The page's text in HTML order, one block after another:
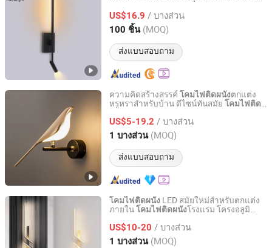
US$16.9 / บางส่วน
100 ชิ้น (MOQ)
ส่งแบบสอบถาม
Guangdong, China อัตราจาก 2021
ความคิดสร้างสรรค์ โคมไฟติดผนังตกแต่ง
หรูหราสำหรับบ้าน ดีไซน์ทันสมัย โคมไฟติด
US$5-19.2 / บางส่วน
1 บางส่วน (MOQ)
ส่งแบบสอบถาม
Zhongshan Biggest Lighting Technology Co., Ltd.
Guangdong, China อัตราจาก 2023
โคมไฟติดผนัง LED สมัยใหม่สำหรับตกแต่ง
ภายในโคมไฟติดผนังโรงแรม โครงอลูมิ
US$10-20 / บางส่วน
1 บางส่วน (MOQ)
Zhongshan Biggest Lighting Technology Co., Ltd.
Guangdong, China อัตราจาก 2023